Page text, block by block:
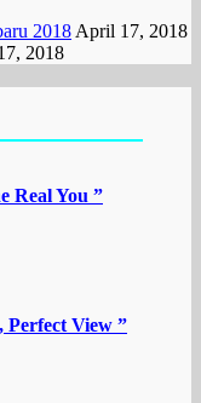
2018April 17, 2018
2018
Real You ”
Perfect View ”